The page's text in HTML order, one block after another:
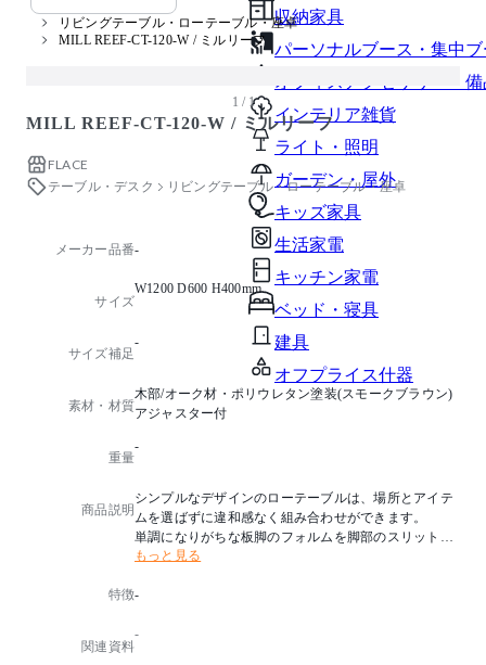
収納家具
パーソナルブース・集中
オフィスアクセサリー・備
インテリア雑貨
ライト・照明
ガーデン・屋外
キッズ家具
生活家電
キッチン家電
ベッド・寝具
建具
オフプライス什器
リビングテーブル・ローテーブル・座卓
MILL REEF-CT-120-W / ミルリーフ
1 / 1
MILL REEF-CT-120-W / ミルリーフ
FLACE
テーブル・デスク
リビングテーブル・ローテーブル・座卓
メーカー品番-
サイズ
W1200 D600 H400mm
サイズ補足
-
素材・材質
木部/オーク材・ポリウレタン塗装(スモークブラウン)
アジャスター付
重量
-
商品説明
シンプルなデザインのローテーブルは、場所とアイテ
ムを選ばずに違和感なく組み合わせができます。
単調になりがちな板脚のフォルムを脚部のスリットと
二重の天板の構成でバランスよく仕上げました。
スリット部分には同素材のW（オーク材）とステンレ
もっと見る
特徴-
関連資料
-